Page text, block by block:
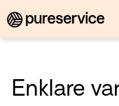
Enklare